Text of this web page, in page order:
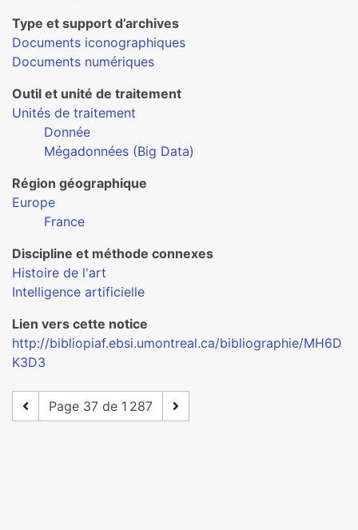
Type et support d’archives
Documents iconographiques
Documents numériques
Outil et unité de traitement
Unités de traitement
Donnée
Mégadonnées (Big Data)
Région géographique
Europe
France
Discipline et méthode connexes
Histoire de l'art
Intelligence artificielle
Lien vers cette notice
http://bibliopiaf.ebsi.umontreal.ca/bibliographie/MH6D
K3D3
Page 37 de 1 287